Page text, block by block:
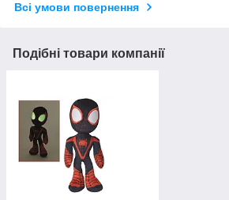
Всі умови повернення
Подібні товари компанії